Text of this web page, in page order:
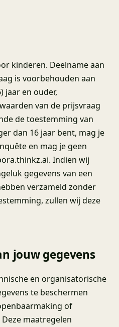
kinderen. Deelname aan
is voorbehouden aan
jaar en ouder,
van de prijsvraag
de toestemming van
dan 16 jaar bent, mag je
en mag je geen
Indien wij
gegevens van een
verzameld zonder
zullen wij deze
jouw gegevens
en organisatorische
te beschermen
of
maatregelen